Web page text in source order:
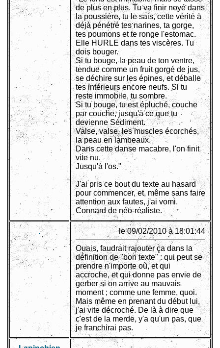
de plus en plus. Tu va finir noyé dans
la poussière, tu le sais, cette vérité à
déjà pénétré tes narines, ta gorge,
tes poumons et te ronge l'estomac.
Elle HURLE dans tes viscères. Tu
dois bouger.
Si tu bouge, la peau de ton ventre,
tendue comme un fruit gorgé de jus,
se déchire sur les épines, et déballe
tes intérieurs encore neufs. Si tu
reste immobile, tu sombre.
Si tu bouge, tu est épluché, couche
par couche, jusqu'à ce que tu
devienne Sédiment.
Valse, valse, les muscles écorchés,
la peau en lambeaux.
Dans cette danse macabre, l'on finit
vite nu.
Jusqu'à l'os."
J'ai pris ce bout du texte au hasard
pour commencer, et, même sans faire
attention aux fautes, j'ai vomi.
Connard de néo-réaliste.
. le 09/02/2010 à 18:01:44
Ouais, faudrait rajouter ça dans la
définition de "bon texte" : qui peut se
prendre n'importe où, et qui
accroche, et qui donne pas envie de
gerber si on arrive au mauvais
moment ; comme une femme, quoi.
Mais même en prenant du début lui,
j'ai vite décroché. De là à dire que
c'est de la merde, y'a qu'un pas, que
je franchirai pas.